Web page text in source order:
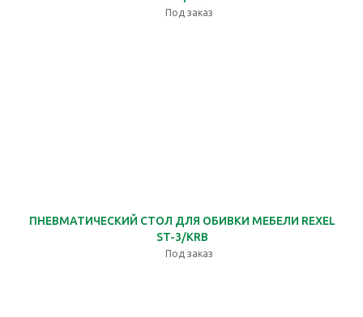
Под заказ
ПНЕВМАТИЧЕСКИЙ СТОЛ ДЛЯ ОБИВКИ МЕБЕЛИ REXEL
ST-3/KRB
Под заказ